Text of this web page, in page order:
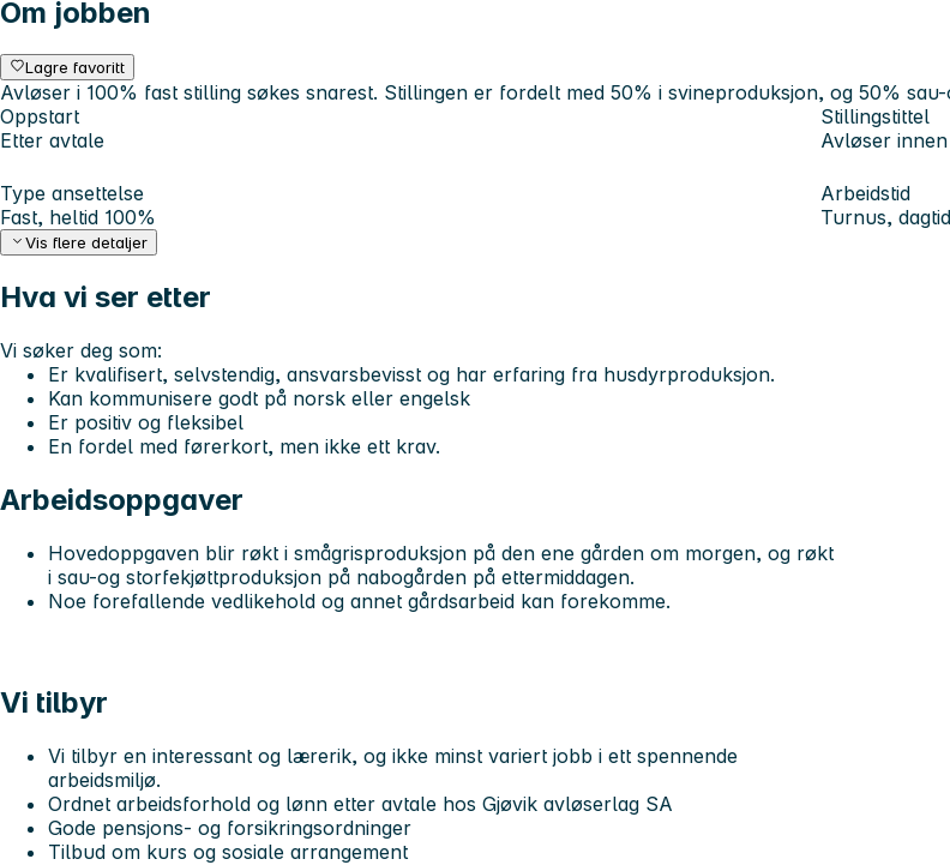
Om jobben
Lagre favoritt
Avløser i 100% fast stilling søkes snarest. Stillingen er fordelt med 50% i svineproduksjon, og 50%
Oppstart
Etter avtale
Stillingstittel
Avløser
Type ansettelse
Fast, heltid 100%
Arbeidstid
Turnus,
Vis flere detaljer
Hva vi ser etter
Vi søker deg som:
Er kvalifisert, selvstendig, ansvarsbevisst og har erfaring fra husdyrproduksjon.
Kan kommunisere godt på norsk eller engelsk
Er positiv og fleksibel
En fordel med førerkort, men ikke ett krav.
Arbeidsoppgaver
Hovedoppgaven blir røkt i smågrisproduksjon på den ene gården om morgen, og røkt
i sau-og storfekjøttproduksjon på nabogården på ettermiddagen.
Noe forefallende vedlikehold og annet gårdsarbeid kan forekomme.
Vi tilbyr
Vi tilbyr en interessant og lærerik, og ikke minst variert jobb i ett spennende
arbeidsmiljø.
Ordnet arbeidsforhold og lønn etter avtale hos Gjøvik avløserlag SA
Gode pensjons- og forsikringsordninger
Tilbud om kurs og sosiale arrangement